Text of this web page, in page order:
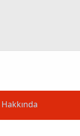
Hakkında